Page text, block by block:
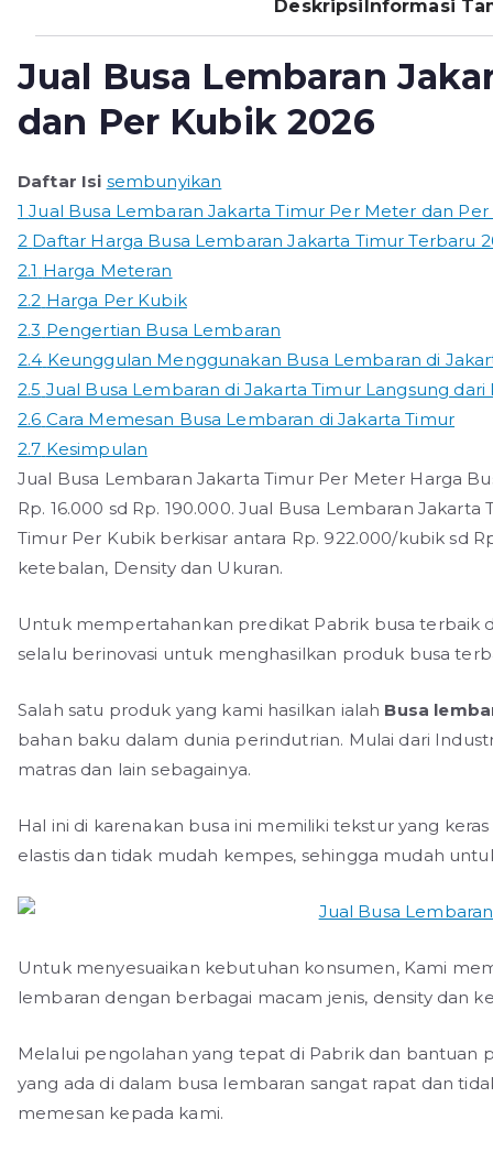
Deskripsi Informasi
Jual Busa Lembaran
dan Per Kubik 2026
Daftar Isi sembunyikan
1 Jual Busa Lembaran Jakarta Timur Per Meter dan Per
2 Daftar Harga Busa Lembaran Jakarta Timur Terbaru
2.1 Harga Meteran
2.2 Harga Per Kubik
2.3 Pengertian Busa Lembaran
2.4 Keunggulan Menggunakan Busa Lembaran di
2.5 Jual Busa Lembaran di Jakarta Timur Langsung dari
2.6 Cara Memesan Busa Lembaran di Jakarta Timur
2.7 Kesimpulan
Jual Busa Lembaran Jakarta Timur Per Meter Harga
Rp. 16.000 sd Rp. 190.000. Jual Busa Lembaran
Timur Per Kubik berkisar antara Rp. 922.000/kubik sd
ketebalan, Density dan Ukuran.
Untuk mempertahankan predikat Pabrik busa terbaik
selalu berinovasi untuk menghasilkan produk busa
Salah satu produk yang kami hasilkan ialah Busa
bahan baku dalam dunia perindutrian. Mulai dari
matras dan lain sebagainya.
Hal ini di karenakan busa ini memiliki tekstur yang
elastis dan tidak mudah kempes, sehingga mudah
Untuk menyesuaikan kebutuhan konsumen, Kami
lembaran dengan berbagai macam jenis, density dan
Melalui pengolahan yang tepat di Pabrik dan bantuan
yang ada di dalam busa lembaran sangat rapat dan
memesan kepada kami.